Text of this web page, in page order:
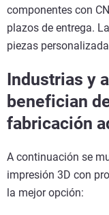
componentes con
plazos de entrega.
piezas
Industrias y
benefician
fabricación
A continuación se
impresión 3D con
la mejor opción: